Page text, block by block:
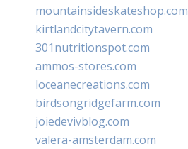
mountainsideskateshop.com
kirtlandcitytavern.com
301nutritionspot.com
ammos-stores.com
loceanecreations.com
birdsongridgefarm.com
joiedevivblog.com
valera-amsterdam.com